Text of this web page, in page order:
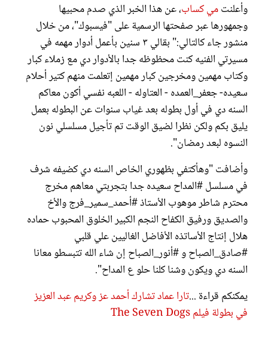
وأعلنتمي كساب، عن هذا الخبر الذي صدم محبيها
وجمهورها عبر صفحتها الرسمية على "فيسبوك"، من خلال
منشور جاء كالتالي:" بقالي ٣ سنين بأعمل أدوار مهمه في
مسيرتي الفنيه كنت محظوظه جدا بالأدوار دي مع زملاء كبار
وكتاب مهمين ومخرجين كبار مهمين إتعلمت منهم كتير أحلام
سعيده- جعفر_العمده - العتاوله - اللعبه نفسي أكون معاكم
السنه دي في أول بطوله بعد غياب سنوات عن البطوله بعمل
يليق بكم ولكن نظرا لضيق الوقت تم تأجيل مسلسلي نون
النسوه لبعد رمضان".
وأضافت "وهأكتفي بظهوري الخاص السنه دي كضيفه شرف
في مسلسل #المداح سعيده جدا بتجربتي معاهم مخرج
محترم شاطر موهوب الأستاذ #أحمد_سمير_فرج والأخ
والصديق ورفيق الكفاح النجم الكبير الخلوق المحبوب حماده
هلال إنتاج الأساتذه الأفاضل الغاليين علي قلبي
#صادق_الصباح و #أنور_الصباح إن شاء الله تتبسطو معانا
السنه دي ويكون وشنا كلنا حلو ع المداح".
يمكنكم قراءة ...تارا عماد تشارك أحمد عز وكريم عبد العزيز
في بطولة فيلم The Seven Dogs